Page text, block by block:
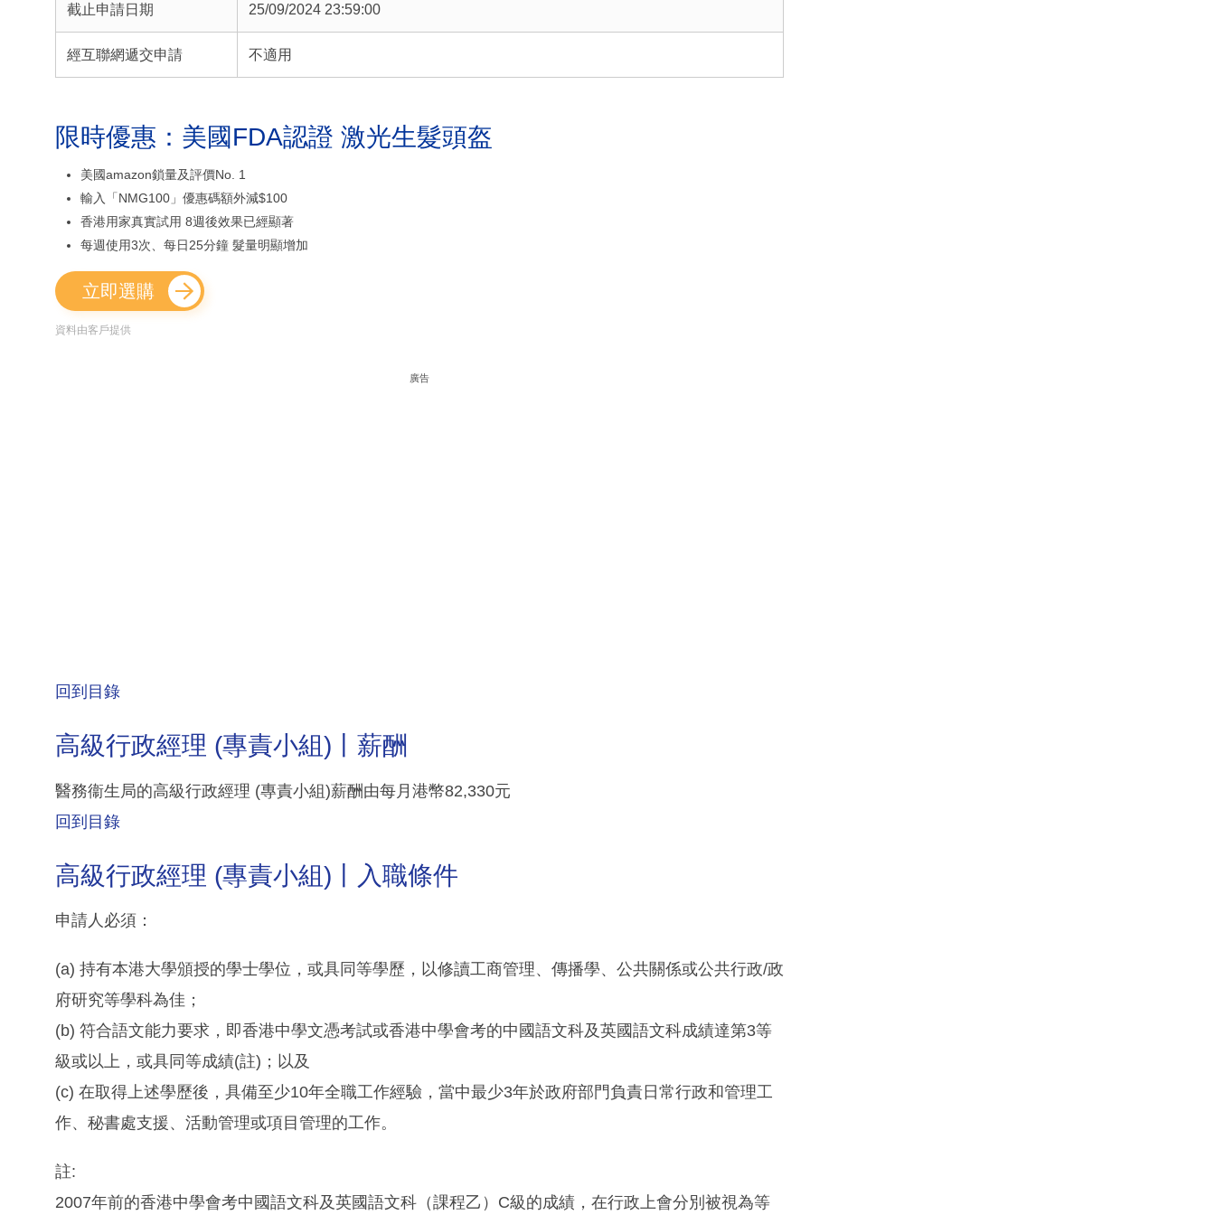
截止申請日期 25/09/2024 23:59:00
經互聯網遞交申請 不適用
限時優惠：美國FDA認證 激光生髮頭盔
美國amazon鎖量及評價No. 1
輸入「NMG100」優惠碼額外減$100
香港用家真實試用 8週後效果已經顯著
每週使用3次、每日25分鐘 髮量明顯增加
立即選購
資料由客戶提供
廣告
回到目錄
高級行政經理 (專責小組)丨薪酬
醫務衞生局的高級行政經理 (專責小組)薪酬由每月港幣82,330元
回到目錄
高級行政經理 (專責小組)丨入職條件
申請人必須：
(a) 持有本港大學頒授的學士學位，或具同等學歷，以修讀工商管理、傳播學、公共關係或公共行政/政
府研究等學科為佳；
(b) 符合語文能力要求，即香港中學文憑考試或香港中學會考的中國語文科及英國語文科成績達第3等
級或以上，或具同等成績(註)；以及
(c) 在取得上述學歷後，具備至少10年全職工作經驗，當中最少3年於政府部門負責日常行政和管理工
作、秘書處支援、活動管理或項目管理的工作。
註:
2007年前的香港中學會考中國語文科及英國語文科（課程乙）C級的成績，在行政上會分別被視為等